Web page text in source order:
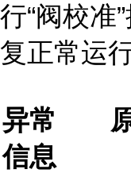
行“阀校准
复正常运行
异常
信息